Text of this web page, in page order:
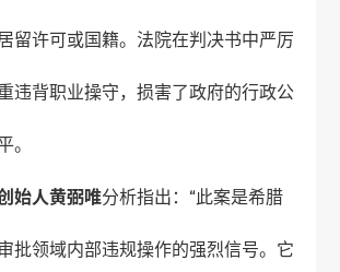
留许可或国籍。法院在判决书中严厉
违背职业操守，损害了政府的行政公
。
始人黄弼唯分析指出：“此案是希腊
批领域内部违规操作的强烈信号。它